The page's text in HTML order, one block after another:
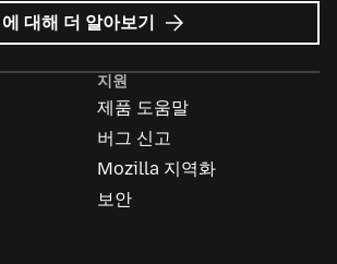
Mozilla
Ads
에 대해 더 알아보기
지원
제품 도움말
버그 신고
Mozilla 지역화
보안